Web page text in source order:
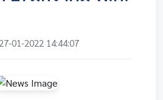
01-2022 14:44:07